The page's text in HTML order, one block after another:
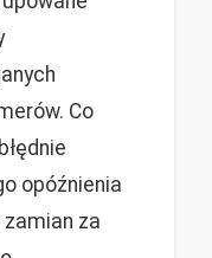
Co
opóźnienia
za